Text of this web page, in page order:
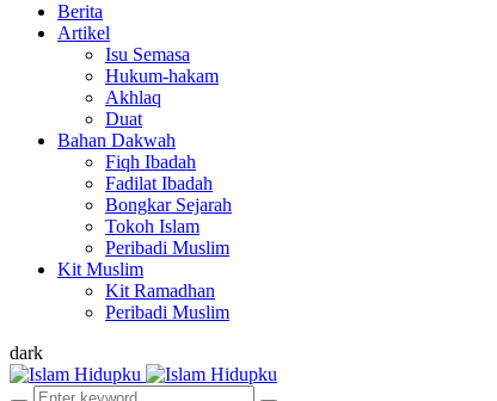
Berita
Artikel
Isu Semasa
Hukum-hakam
Akhlaq
Duat
Bahan Dakwah
Fiqh Ibadah
Fadilat Ibadah
Bongkar Sejarah
Tokoh Islam
Peribadi Muslim
Kit Muslim
Kit Ramadhan
Peribadi Muslim
dark